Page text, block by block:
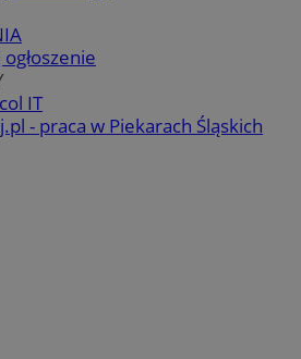
IT
- praca w Piekarach Śląskich